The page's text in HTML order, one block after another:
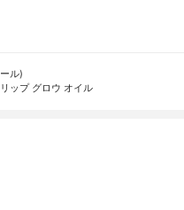
ル)
ップ グロウ オイル